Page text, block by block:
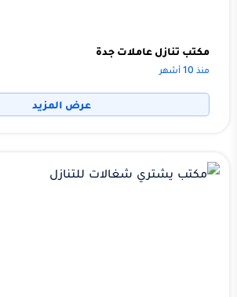
مكتب تنازل عاملات جدة
منذ 10 أشهر
عرض المزيد